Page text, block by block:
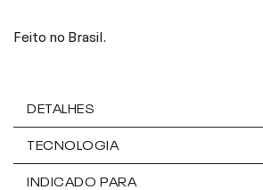
Feito no Brasil.
DETALHES
TECNOLOGIA
INDICADO PARA